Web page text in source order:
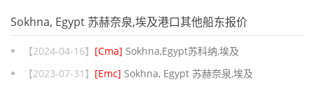
Sokhna, Egypt 苏赫奈泉,埃及港口其他船东报价
【2024-04-16】 [Cma] Sokhna,Egypt苏科纳,埃及
【2023-07-31】 [Emc] Sokhna, Egypt 苏赫奈泉,埃及